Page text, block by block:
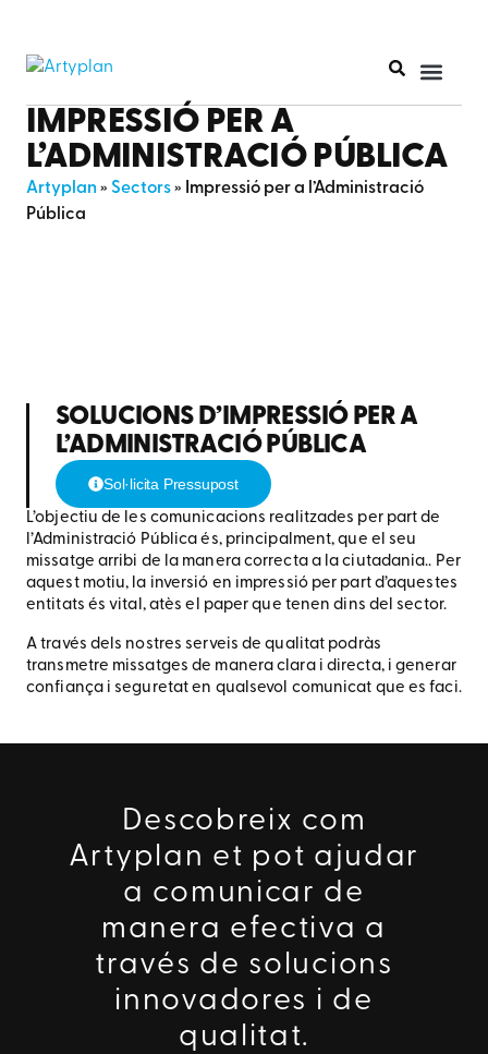
IMPRESSIÓ PER A
L’ADMINISTRACIÓ PÚBLICA
Artyplan» Sectors» Impressió per a l’Administració
Pública
SOLUCIONS D’IMPRESSIÓ PER A
L’ADMINISTRACIÓ PÚBLICA
Sol·licita Pressupost
L’objectiu de les comunicacions realitzades per part de
l’Administració Pública és, principalment, que el seu
missatge arribi de la manera correcta a la ciutadania.. Per
aquest motiu, la inversió en impressió per part d’aquestes
entitats és vital, atès el paper que tenen dins del sector.
A través dels nostres serveis de qualitat podràs
transmetre missatges de manera clara i directa, i generar
confiança i seguretat en qualsevol comunicat que es faci.
Descobreix com
Artyplan et pot ajudar
a comunicar de
manera efectiva a
través de solucions
innovadores i de
qualitat.